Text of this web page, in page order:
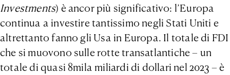
Investments) è ancor più significativo: l’Europa
continua a investire tantissimo negli Stati Uniti e
altrettanto fanno gli Usa in Europa. Il totale di FDI
che si muovono sulle rotte transatlantiche – un
totale di quasi 8mila miliardi di dollari nel 2023 – è